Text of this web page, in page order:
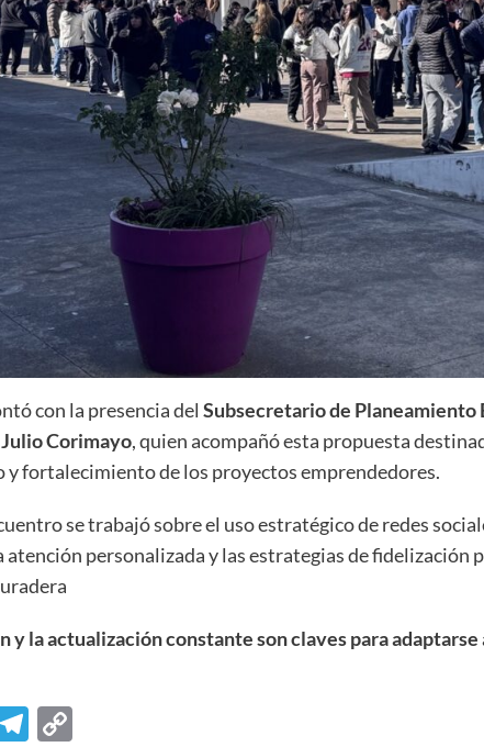
con la presencia del Subsecretario de
Corimayo, quien acompañó esta propuesta
y fortalecimiento de los proyectos emprendedores.
se trabajó sobre el uso estratégico de redes
atención personalizada y las estrategias de fidelización
y la actualización constante son claves para
Telegram